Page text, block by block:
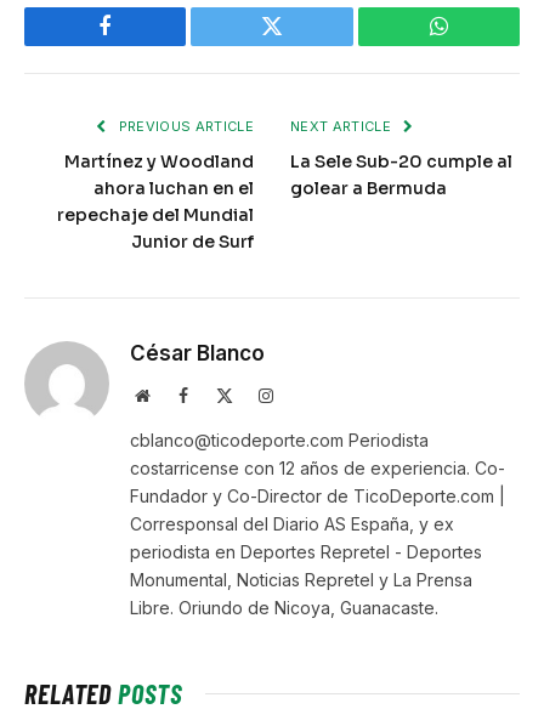
Facebook Twitter WhatsApp
PREVIOUS ARTICLE
Martínez y Woodland
ahora luchan en el
repechaje del Mundial
Junior de Surf
NEXT ARTICLE
La Sele Sub-20 cumple al
golear a Bermuda
César Blanco
WebsiteFacebook Instagram
cblanco@ticodeporte.com Periodista
costarricense con 12 años de experiencia. Co-
Fundador y Co-Director de TicoDeporte.com |
Corresponsal del Diario AS España, y ex
periodista en Deportes Repretel - Deportes
Monumental, Noticias Repretel y La Prensa
Libre. Oriundo de Nicoya, Guanacaste.
RELATEDPOSTS